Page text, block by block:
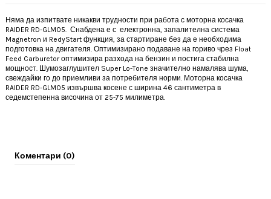
Няма да изпитвате никакви трудности при работа с моторна косачка
RAIDER RD-GLM05. Снабдена е с електронна, запалителна система
Magnetron и RedyStart функция, за стартиране без да е необходима
подготовка на двигателя. Оптимизирано подаване на гориво чрез Float
Feed Carburetor оптимизира разхода на бензин и постига стабилна
мощност. Шумозаглушител Super Lo-Tone значително намалява шума,
свеждайки го до приемливи за потребителя норми. Моторна косачка
RAIDER RD-GLM05 извършва косене с ширина 46 сантиметра в
седемстепенна височина от 25-75 милиметра.
Коментари (0)